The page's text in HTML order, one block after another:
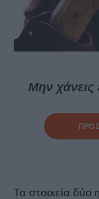
Μην χάνεις
Τα στοιχεία